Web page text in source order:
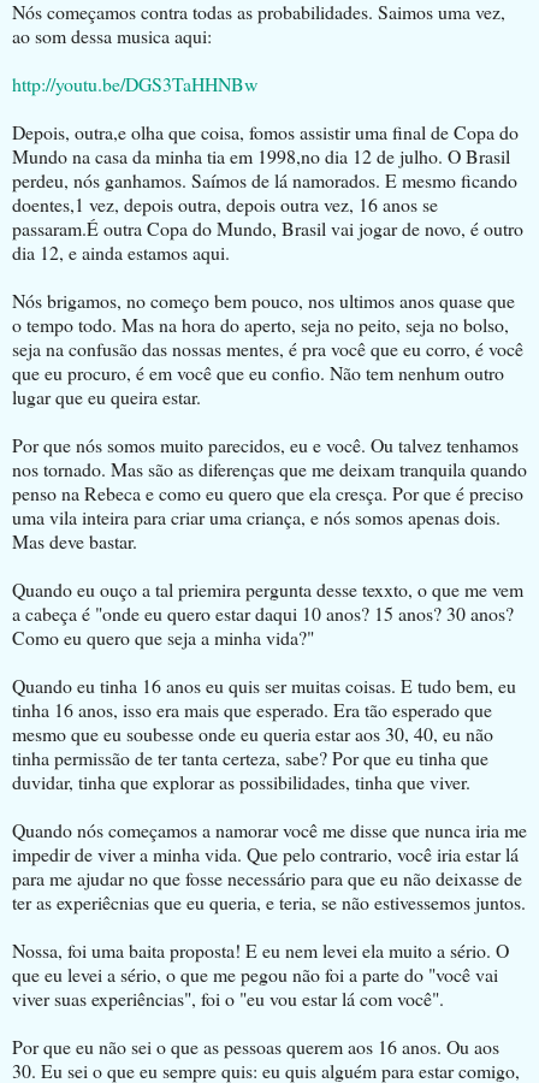
Nós começamos contra todas as probabilidades. Saimos uma vez,
ao som dessa musica aqui:
http://youtu.be/DGS3TaHHNBw
Depois, outra,e olha que coisa, fomos assistir uma final de Copa do
Mundo na casa da minha tia em 1998,no dia 12 de julho. O Brasil
perdeu, nós ganhamos. Saímos de lá namorados. E mesmo ficando
doentes,1 vez, depois outra, depois outra vez, 16 anos se
passaram.É outra Copa do Mundo, Brasil vai jogar de novo, é outro
dia 12, e ainda estamos aqui.
Nós brigamos, no começo bem pouco, nos ultimos anos quase que
o tempo todo. Mas na hora do aperto, seja no peito, seja no bolso,
seja na confusão das nossas mentes, é pra você que eu corro, é você
que eu procuro, é em você que eu confio. Não tem nenhum outro
lugar que eu queira estar.
Por que nós somos muito parecidos, eu e você. Ou talvez tenhamos
nos tornado. Mas são as diferenças que me deixam tranquila quando
penso na Rebeca e como eu quero que ela cresça. Por que é preciso
uma vila inteira para criar uma criança, e nós somos apenas dois.
Mas deve bastar.
Quando eu ouço a tal priemira pergunta desse texxto, o que me vem
a cabeça é "onde eu quero estar daqui 10 anos? 15 anos? 30 anos?
Como eu quero que seja a minha vida?"
Quando eu tinha 16 anos eu quis ser muitas coisas. E tudo bem, eu
tinha 16 anos, isso era mais que esperado. Era tão esperado que
mesmo que eu soubesse onde eu queria estar aos 30, 40, eu não
tinha permissão de ter tanta certeza, sabe? Por que eu tinha que
duvidar, tinha que explorar as possibilidades, tinha que viver.
Quando nós começamos a namorar você me disse que nunca iria me
impedir de viver a minha vida. Que pelo contrario, você iria estar lá
para me ajudar no que fosse necessário para que eu não deixasse de
ter as experiêcnias que eu queria, e teria, se não estivessemos juntos.
Nossa, foi uma baita proposta! E eu nem levei ela muito a sério. O
que eu levei a sério, o que me pegou não foi a parte do "você vai
viver suas experiências", foi o "eu vou estar lá com você".
Por que eu não sei o que as pessoas querem aos 16 anos. Ou aos
30. Eu sei o que eu sempre quis: eu quis alguém para estar comigo,